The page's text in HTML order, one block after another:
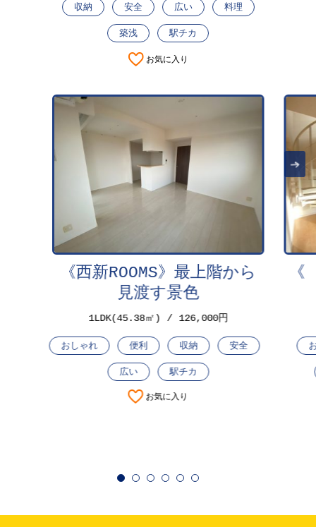
収納 安全 広い 料理
築浅 駅チカ
お気に入り
《西新ROOMS》最上階から
見渡す景色
1LDK(45.38㎡) 126,000円
おしゃれ 便利 収納 安全
広い 駅チカ
お気に入り
2 3 4 5 6